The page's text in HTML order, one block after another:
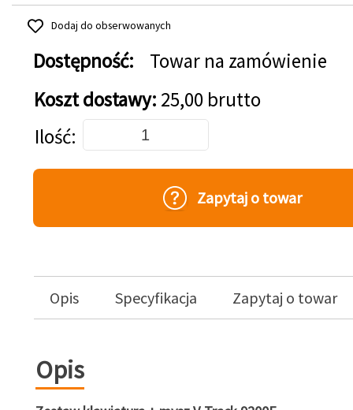
Dodaj do obserwowanych
Dostępność:
Towar na zamówienie
Koszt dostawy: 25,00 brutto
Dodaj do koszyka
Ilość
Zapytaj o towar
Opis Specyfikacja Zapytaj o towar
Opis